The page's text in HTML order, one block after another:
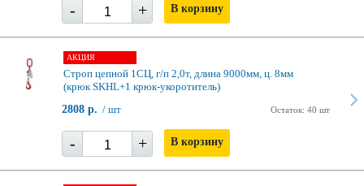
- + В корзину
АКЦИЯ
Строп цепной 1СЦ, г/п 2,0т, длина 9000мм, ц. 8мм
(крюк SKHL+1 крюк-укоротитель)
Остаток: 40 шт
2808 р. / шт
- + В корзину